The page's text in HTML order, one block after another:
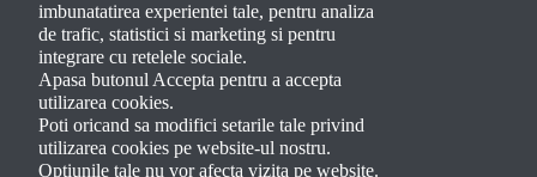
imbunatatirea experientei tale, pentru analiza
de trafic, statistici si marketing si pentru
integrare cu retelele sociale.
Apasa butonul Accepta pentru a accepta
utilizarea cookies.
Poti oricand sa modifici setarile tale privind
utilizarea cookies pe website-ul nostru.
Optiunile tale nu vor afecta vizita pe website.